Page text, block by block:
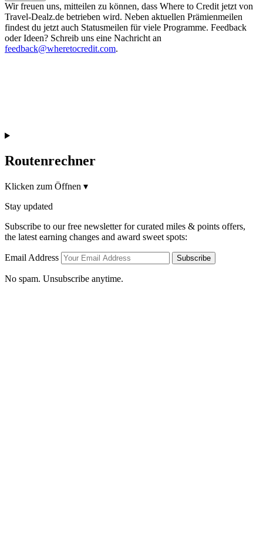
Wir freuen uns, mitteilen zu können, dass Where to Credit jetzt von
Travel-Dealz.de betrieben wird. Neben aktuellen Prämienmeilen
findest du jetzt auch Statusmeilen für viele Programme. Feedback
oder Ideen? Schreib uns eine Nachricht an
feedback@wheretocredit.com.
Routenrechner
Klicken zum Öffnen ▾
Stay updated
Subscribe to our free newsletter for curated miles & points offers,
the latest earning changes and award sweet spots:
Email Address Subscribe
No spam. Unsubscribe anytime.